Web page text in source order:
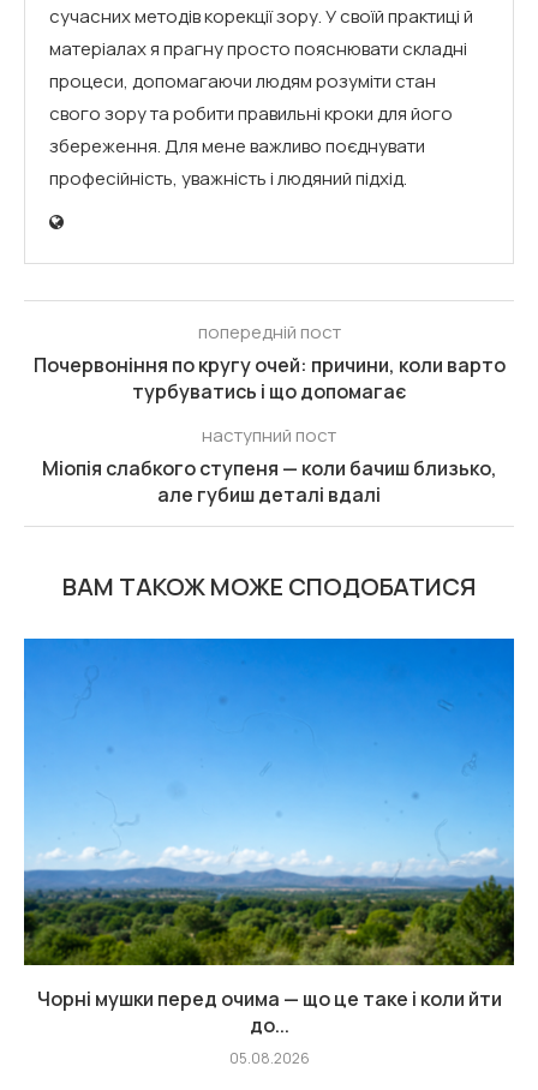
сучасних методів корекції зору. У своїй практиці й
матеріалах я прагну просто пояснювати складні
процеси, допомагаючи людям розуміти стан
свого зору та робити правильні кроки для його
збереження. Для мене важливо поєднувати
професійність, уважність і людяний підхід.
попередній пост
Почервоніння по кругу очей: причини, коли варто
турбуватись і що допомагає
наступний пост
Міопія слабкого ступеня — коли бачиш близько,
але губиш деталі вдалі
ВАМ ТАКОЖ МОЖЕ СПОДОБАТИСЯ
Чорні мушки перед очима — що це таке і коли йти
до...
05.08.2026